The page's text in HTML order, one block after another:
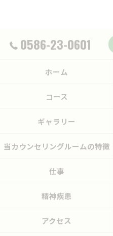
0586-23-0601
ホーム
コース
ギャラリー
当カウンセリングルームの特徴
仕事
精神疾患
アクセス